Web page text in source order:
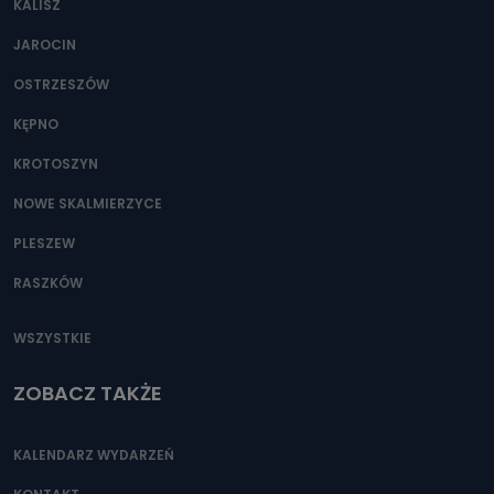
Można to zrobić pod numerem telefonu 62 735-51-05 lub
KALISZ
JAROCIN
OSTRZESZÓW
KĘPNO
KROTOSZYN
NOWE SKALMIERZYCE
PLESZEW
RASZKÓW
WSZYSTKIE
ZOBACZ TAKŻE
KALENDARZ WYDARZEŃ